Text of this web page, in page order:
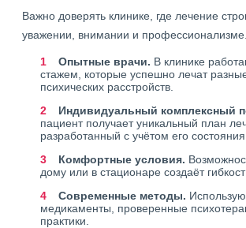
Важно доверять клинике, где лечение
уважении, внимании и профессионализме.
Опытные врачи. В клинике
стажем, которые успешно лечат
психических расстройств.
Индивидуальный комплексный
пациент получает уникальный план
разработанный с учётом его состояния.
Комфортные условия.
дому или в стационаре создаёт
Современные методы.
медикаменты, проверенные
практики.